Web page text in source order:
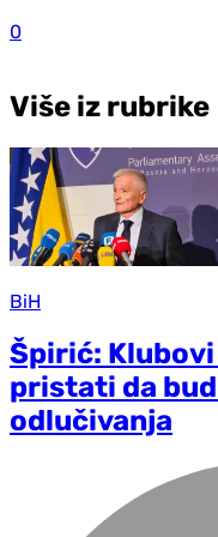
0
Više iz rubrike
BiH
Špirić:
pristati da
odlučivanja